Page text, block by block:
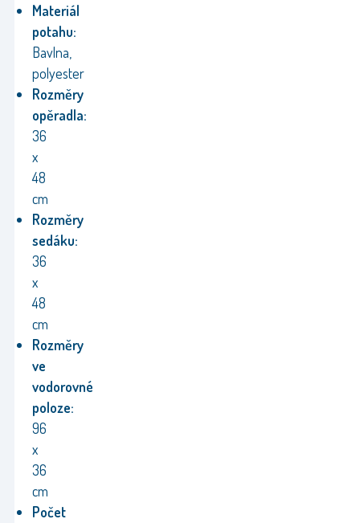
Materiál
potahu:
Bavlna,
polyester
Rozměry
opěradla:
36
x
48
cm
Rozměry
sedáku:
36
x
48
cm
Rozměry
ve
vodorovné
poloze:
96
x
36
cm
Počet